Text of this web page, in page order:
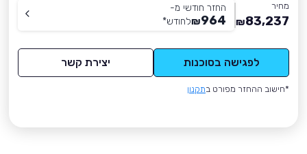
מחיר
83,237
₪
החזר חודשי מ-
964
₪לחודש*
לפגישה בסוכנות יצירת קשר
*חישוב ההחזר מפורט בתקנון